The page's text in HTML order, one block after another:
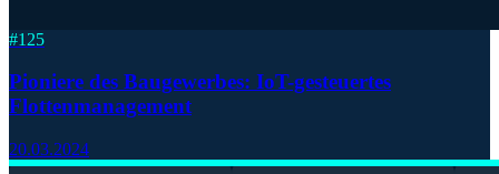
#125
Pioniere des Baugewerbes: IoT-gesteuertes
Flottenmanagement
20.03.2024